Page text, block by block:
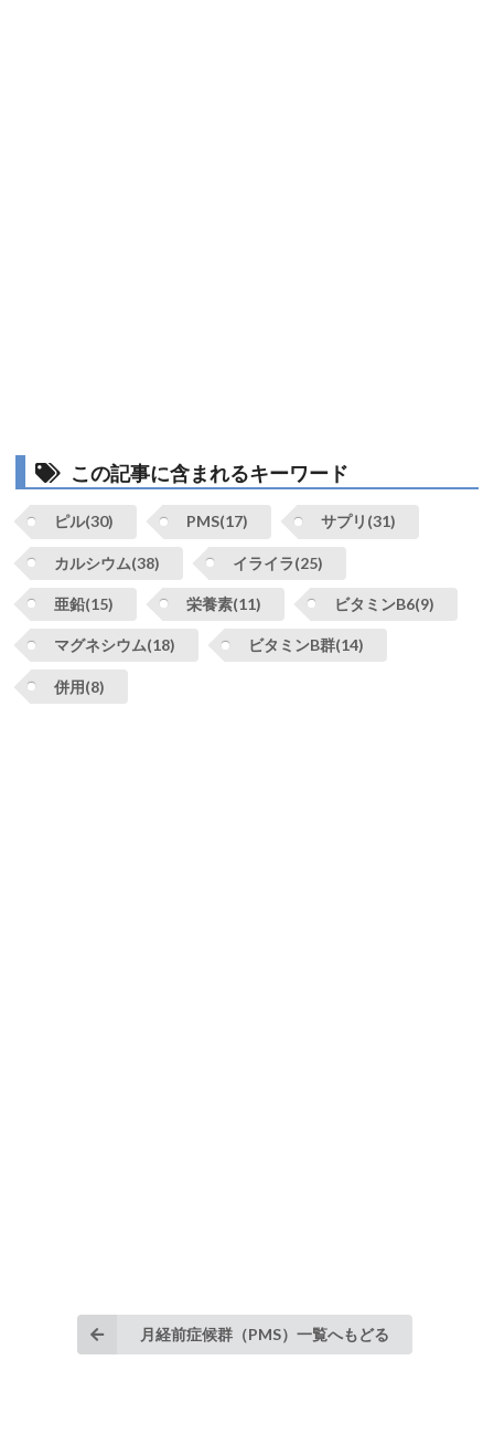
この記事に含まれるキーワード
ピル(30) PMS(17) サプリ(31)
カルシウム(38) イライラ(25)
亜鉛(15) 栄養素(11) ビタミンB6(9)
マグネシウム(18) ビタミンB群(14)
併用(8)
月経前症候群（PMS）一覧へもどる